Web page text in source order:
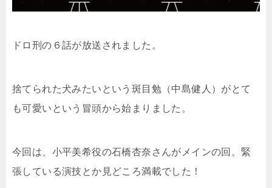
ドロ刑の６話が放送されました。
捨てられた犬みたいという斑目勉（中島健人）がとて
も可愛いという冒頭から始まりました。
今回は、小平美希役の石橋杏奈さんがメインの回。緊
張している演技とか見どころ満載でした！